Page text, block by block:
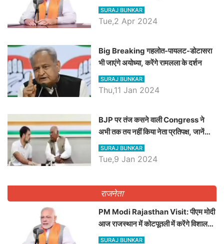
रैली, एक सभा से 8 सीटों पर साधेगें निशाना
SURAJ BUNKAR
Tue,2 Apr 2024
Big Breaking गहलोत-पायलट-डोटासरा
भी जाएंगे अयोध्या, करेंगे रामलला के दर्शन
SURAJ BUNKAR
Thu,11 Jan 2024
BJP पर तंज कसने वाली Congress ने
अभी तक तय नहीं किया नेता प्रतिपक्ष, जानें
कौन होगा दावेदार
SURAJ BUNKAR
Tue,9 Jan 2024
राजनेता
PM Modi Rajasthan Visit: पीएम मोदी
आज राजस्थान में कोटपूतली में करेंगे विशाल
रैली, एक सभा से 8 सीटों पर साधेगें निशाना
SURAJ BUNKAR